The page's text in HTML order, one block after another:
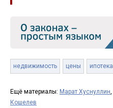
недвижимость цены ипотека
Ещё материалы: Марат Хуснуллин,
Кошелев